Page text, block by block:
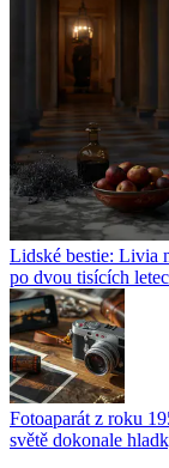
Lidské bestie: Livia
po dvou tisících
Fotoaparát z roku
světě dokonale